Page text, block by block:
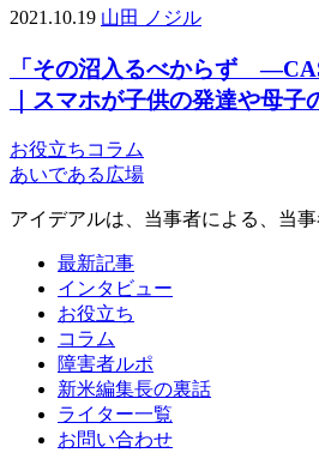
2021.10.19 山田 ノジル
「その沼入るべからず
｜スマホが子供の発達や母子
お役立ち コラム
あいである広場
アイデアルは、当事者による、当事
最新記事
インタビュー
お役立ち
コラム
障害者ルポ
新米編集長の裏話
ライター一覧
お問い合わせ